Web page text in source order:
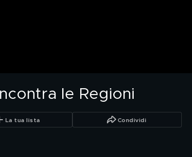
le Regioni
La tua lista Condividi